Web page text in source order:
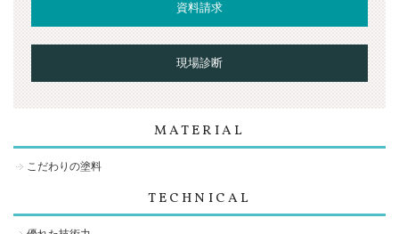
資料請求
現場診断
MATERIAL
こだわりの塗料
TECHNICAL